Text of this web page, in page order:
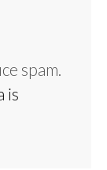
spam.
is